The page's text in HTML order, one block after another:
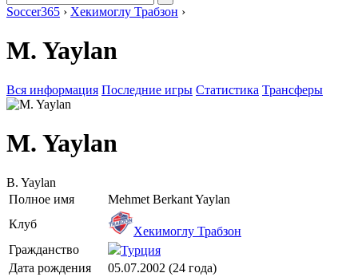
Soccer365 › Хекимоглу Трабзон ›
M. Yaylan
Вся информация Последние игры Статистика Трансферы
M. Yaylan
B. Yaylan
Полное имя
Mehmet Berkant Yaylan
Клуб
Хекимоглу Трабзон
Гражданство
Турция
Дата рождения
05.07.2002 (24 года)